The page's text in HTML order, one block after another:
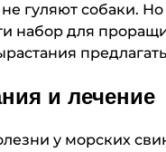
гуляют собаки.
набор для
и лечение
у морских